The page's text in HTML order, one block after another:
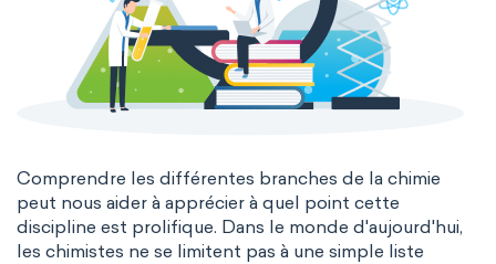
Comprendre les différentes branches de la chimie
peut nous aider à apprécier à quel point cette
discipline est prolifique. Dans le monde d'aujourd'hui,
les chimistes ne se limitent pas à une simple liste